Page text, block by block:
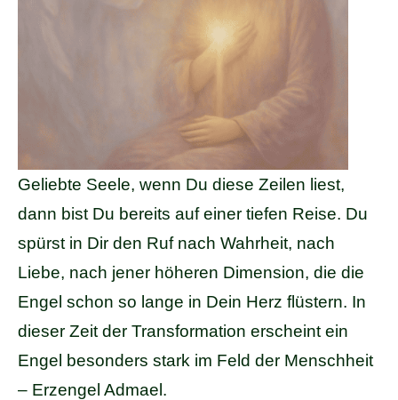
Geliebte Seele, wenn Du diese Zeilen liest,
dann bist Du bereits auf einer tiefen Reise. Du
spürst in Dir den Ruf nach Wahrheit, nach
Liebe, nach jener höheren Dimension, die die
Engel schon so lange in Dein Herz flüstern. In
dieser Zeit der Transformation erscheint ein
Engel besonders stark im Feld der Menschheit
– Erzengel Admael.